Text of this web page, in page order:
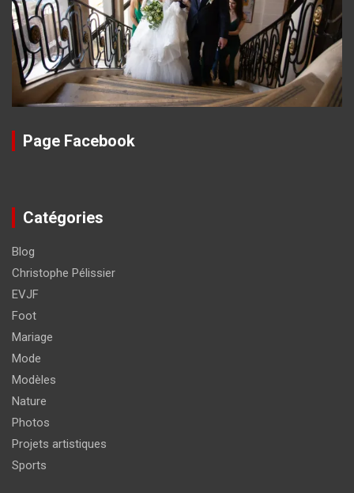
Page Facebook
Catégories
Blog
Christophe Pélissier
EVJF
Foot
Mariage
Mode
Modèles
Nature
Photos
Projets artistiques
Sports